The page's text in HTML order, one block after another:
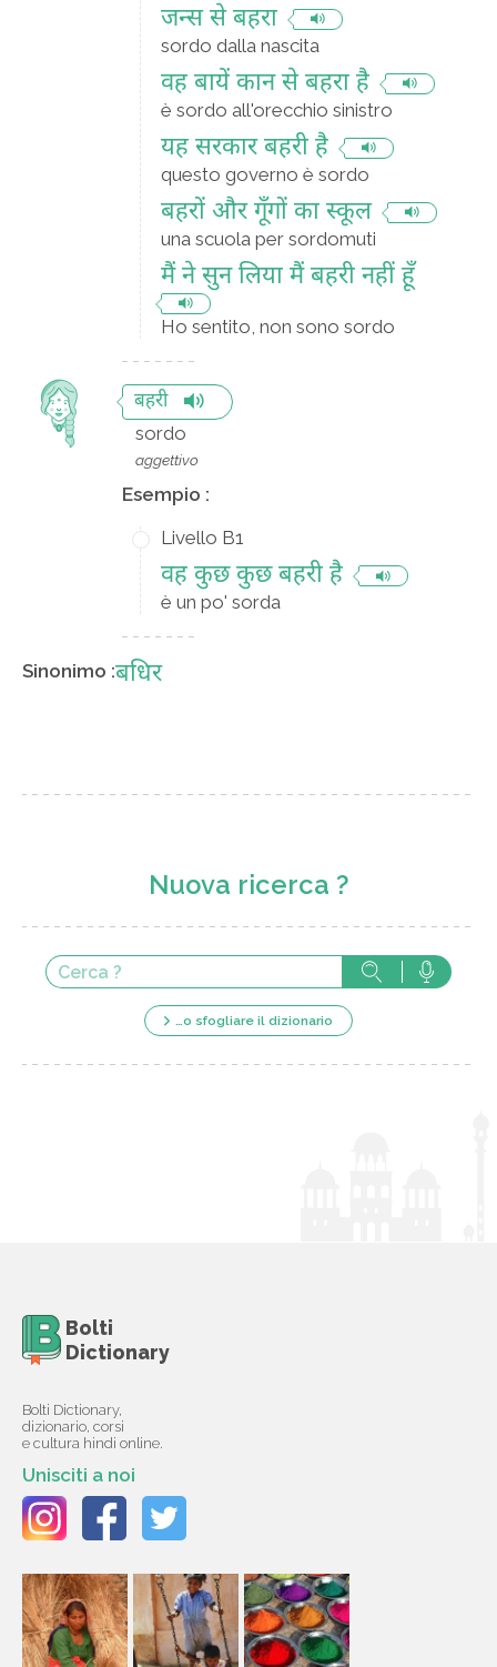
जन्स से बहरा
sordo dalla nascita
वह बायें कान से बहरा है
è sordo all'orecchio sinistro
यह सरकार बहरी है
questo governo è sordo
बहरों और गूँगों का स्कूल
una scuola per sordomuti
मैं ने सुन लिया मैं बहरी नहीं हूँ
Ho sentito, non sono sordo
बहरी
sordo
aggettivo
Esempio :
Livello B1
वह कुछ कुछ बहरी है
è un po' sorda
Sinonimo :बधिर
Nuova ricerca ?
…o sfogliare il dizionario
Bolti
Dictionary
Bolti Dictionary,
dizionario, corsi
e cultura hindi online.
Unisciti a noi